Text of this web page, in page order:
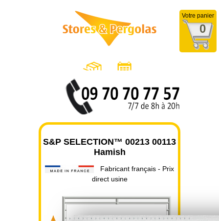
Votre panier
0
S&P SELECTION™ 00213 00113
Hamish
Fabricant français - Prix
direct usine